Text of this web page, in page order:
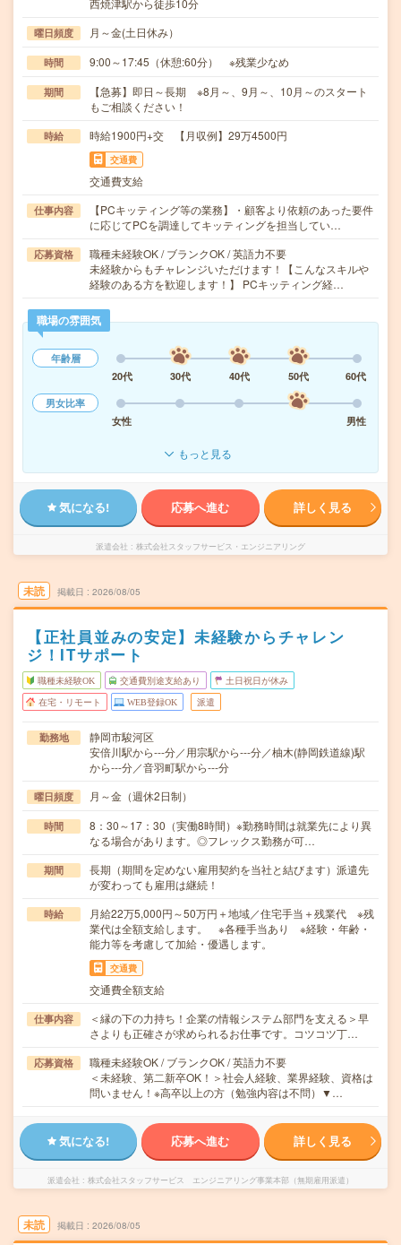
西焼津駅から徒歩10分
曜日頻度 月～金(土日休み）
時間 9:00～17:45（休憩:60分） ※残業少なめ
期間
【急募】即日～長期 ※8月～、9月～、10月～のスタート
もご相談ください！
時給 時給1900円+交 【月収例】29万4500円
交通費
交通費支給
仕事内容
【PCキッティング等の業務】・顧客より依頼のあった要件
に応じてPCを調達してキッティングを担当してい…
応募資格
職種未経験OK / ブランクOK / 英語力不要
未経験からもチャレンジいただけます！【こんなスキルや
経験のある方を歓迎します！】 PCキッティング経…
職場の雰囲気
年齢層
20代
30代 40代 50代
60代
男女比率
女性
男性
もっと見る
気になる! 応募へ進む 詳しく見る
派遣会社 株式会社スタッフサービス・エンジニアリング
未読 掲載日 2026/08/05
【正社員並みの安定】未経験からチャレン
ジ！ITサポート
職種未経験OK 交通費別途支給あり 土日祝日が休み
在宅・リモート WEB登録OK 派遣
勤務地
静岡市駿河区
安倍川駅から---分／用宗駅から---分／柚木(静岡鉄道線)駅
から---分／音羽町駅から---分
曜日頻度 月～金（週休2日制）
時間
8：30～17：30（実働8時間）※勤務時間は就業先により異
なる場合があります。◎フレックス勤務が可…
期間
長期（期間を定めない雇用契約を当社と結びます）派遣先
が変わっても雇用は継続！
時給
月給22万5,000円～50万円＋地域／住宅手当＋残業代 ※残
業代は全額支給します。 ※各種手当あり ※経験・年齢・
能力等を考慮して加給・優遇します。
交通費
交通費全額支給
仕事内容
＜縁の下の力持ち！企業の情報システム部門を支える＞早
さよりも正確さが求められるお仕事です。コツコツ丁…
応募資格
職種未経験OK / ブランクOK / 英語力不要
＜未経験、第二新卒OK！＞社会人経験、業界経験、資格は
問いません！※高卒以上の方（勉強内容は不問）▼…
気になる! 応募へ進む 詳しく見る
派遣会社 株式会社スタッフサービス エンジニアリング事業本部（無期雇用派遣）
未読 掲載日 2026/08/05